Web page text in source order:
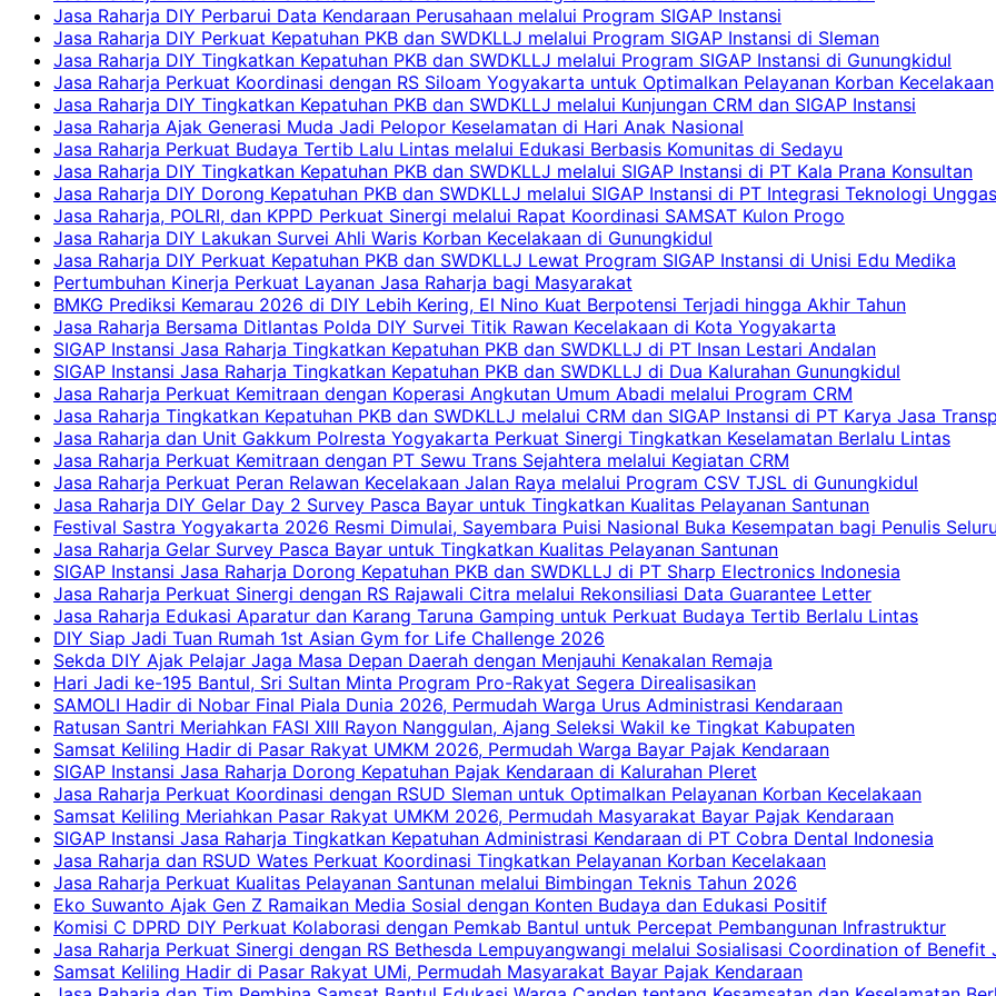
Jasa Raharja DIY Perbarui Data Kendaraan Perusahaan melalui Program SIGAP Instansi
Jasa Raharja DIY Perkuat Kepatuhan PKB dan SWDKLLJ melalui Program SIGAP Instansi di Sleman
Jasa Raharja DIY Tingkatkan Kepatuhan PKB dan SWDKLLJ melalui Program SIGAP Instansi di Gunungkidul
Jasa Raharja Perkuat Koordinasi dengan RS Siloam Yogyakarta untuk Optimalkan Pelayanan Korban Kecelakaan
Jasa Raharja DIY Tingkatkan Kepatuhan PKB dan SWDKLLJ melalui Kunjungan CRM dan SIGAP Instansi
Jasa Raharja Ajak Generasi Muda Jadi Pelopor Keselamatan di Hari Anak Nasional
Jasa Raharja Perkuat Budaya Tertib Lalu Lintas melalui Edukasi Berbasis Komunitas di Sedayu
Jasa Raharja DIY Tingkatkan Kepatuhan PKB dan SWDKLLJ melalui SIGAP Instansi di PT Kala Prana Konsultan
Jasa Raharja DIY Dorong Kepatuhan PKB dan SWDKLLJ melalui SIGAP Instansi di PT Integrasi Teknologi Unggas
Jasa Raharja, POLRI, dan KPPD Perkuat Sinergi melalui Rapat Koordinasi SAMSAT Kulon Progo
Jasa Raharja DIY Lakukan Survei Ahli Waris Korban Kecelakaan di Gunungkidul
Jasa Raharja DIY Perkuat Kepatuhan PKB dan SWDKLLJ Lewat Program SIGAP Instansi di Unisi Edu Medika
Pertumbuhan Kinerja Perkuat Layanan Jasa Raharja bagi Masyarakat
BMKG Prediksi Kemarau 2026 di DIY Lebih Kering, El Nino Kuat Berpotensi Terjadi hingga Akhir Tahun
Jasa Raharja Bersama Ditlantas Polda DIY Survei Titik Rawan Kecelakaan di Kota Yogyakarta
SIGAP Instansi Jasa Raharja Tingkatkan Kepatuhan PKB dan SWDKLLJ di PT Insan Lestari Andalan
SIGAP Instansi Jasa Raharja Tingkatkan Kepatuhan PKB dan SWDKLLJ di Dua Kalurahan Gunungkidul
Jasa Raharja Perkuat Kemitraan dengan Koperasi Angkutan Umum Abadi melalui Program CRM
Jasa Raharja Tingkatkan Kepatuhan PKB dan SWDKLLJ melalui CRM dan SIGAP Instansi di PT Karya Jasa
Jasa Raharja dan Unit Gakkum Polresta Yogyakarta Perkuat Sinergi Tingkatkan Keselamatan Berlalu Lintas
Jasa Raharja Perkuat Kemitraan dengan PT Sewu Trans Sejahtera melalui Kegiatan CRM
Jasa Raharja Perkuat Peran Relawan Kecelakaan Jalan Raya melalui Program CSV TJSL di Gunungkidul
Jasa Raharja DIY Gelar Day 2 Survey Pasca Bayar untuk Tingkatkan Kualitas Pelayanan Santunan
Festival Sastra Yogyakarta 2026 Resmi Dimulai, Sayembara Puisi Nasional Buka Kesempatan bagi Penulis
Jasa Raharja Gelar Survey Pasca Bayar untuk Tingkatkan Kualitas Pelayanan Santunan
SIGAP Instansi Jasa Raharja Dorong Kepatuhan PKB dan SWDKLLJ di PT Sharp Electronics Indonesia
Jasa Raharja Perkuat Sinergi dengan RS Rajawali Citra melalui Rekonsiliasi Data Guarantee Letter
Jasa Raharja Edukasi Aparatur dan Karang Taruna Gamping untuk Perkuat Budaya Tertib Berlalu Lintas
DIY Siap Jadi Tuan Rumah 1st Asian Gym for Life Challenge 2026
Sekda DIY Ajak Pelajar Jaga Masa Depan Daerah dengan Menjauhi Kenakalan Remaja
Hari Jadi ke-195 Bantul, Sri Sultan Minta Program Pro-Rakyat Segera Direalisasikan
SAMOLI Hadir di Nobar Final Piala Dunia 2026, Permudah Warga Urus Administrasi Kendaraan
Ratusan Santri Meriahkan FASI XIII Rayon Nanggulan, Ajang Seleksi Wakil ke Tingkat Kabupaten
Samsat Keliling Hadir di Pasar Rakyat UMKM 2026, Permudah Warga Bayar Pajak Kendaraan
SIGAP Instansi Jasa Raharja Dorong Kepatuhan Pajak Kendaraan di Kalurahan Pleret
Jasa Raharja Perkuat Koordinasi dengan RSUD Sleman untuk Optimalkan Pelayanan Korban Kecelakaan
Samsat Keliling Meriahkan Pasar Rakyat UMKM 2026, Permudah Masyarakat Bayar Pajak Kendaraan
SIGAP Instansi Jasa Raharja Tingkatkan Kepatuhan Administrasi Kendaraan di PT Cobra Dental Indonesia
Jasa Raharja dan RSUD Wates Perkuat Koordinasi Tingkatkan Pelayanan Korban Kecelakaan
Jasa Raharja Perkuat Kualitas Pelayanan Santunan melalui Bimbingan Teknis Tahun 2026
Eko Suwanto Ajak Gen Z Ramaikan Media Sosial dengan Konten Budaya dan Edukasi Positif
Komisi C DPRD DIY Perkuat Kolaborasi dengan Pemkab Bantul untuk Percepat Pembangunan Infrastruktur
Jasa Raharja Perkuat Sinergi dengan RS Bethesda Lempuyangwangi melalui Sosialisasi Coordination of Benefit
Samsat Keliling Hadir di Pasar Rakyat UMi, Permudah Masyarakat Bayar Pajak Kendaraan